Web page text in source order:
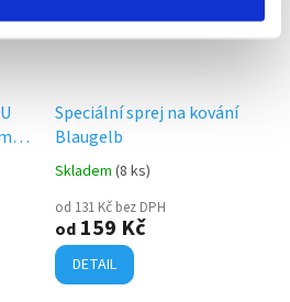
+
Speciální sprej na kování
Blaugelb
Skladem (8 ks)
od 131 Kč bez DPH
od 159 Kč
DETAIL